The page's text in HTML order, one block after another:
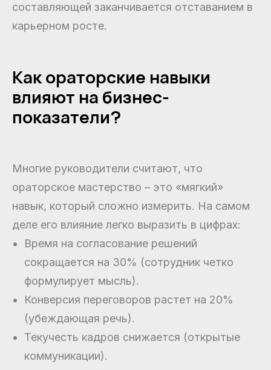
составляющей заканчивается отставанием в
карьерном росте.
Как ораторские навыки
влияют на бизнес-
показатели?
Многие руководители считают, что
ораторское мастерство – это «мягкий»
навык, который сложно измерить. На самом
деле его влияние легко выразить в цифрах:
Время на согласование решений
сокращается на 30% (сотрудник четко
формулирует мысль).
Конверсия переговоров растет на 20%
(убеждающая речь).
Текучесть кадров снижается (открытые
коммуникации).